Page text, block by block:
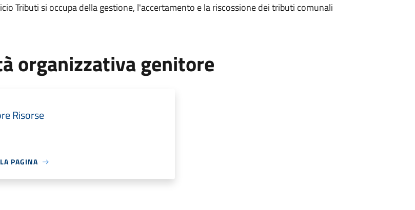
Tributi si occupa della gestione, l'accertamento e la riscossione dei tributi comunali
organizzativa genitore
Risorse
PAGINA